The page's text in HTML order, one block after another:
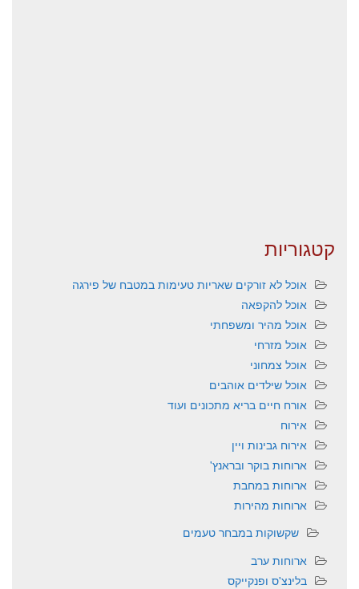
קטגוריות
אוכל לא זורקים שאריות טעימות במטבח של פירגה
אוכל להקפאה
אוכל מהיר ומשפחתי
אוכל מזרחי
אוכל צמחוני
אוכל שילדים אוהבים
אורח חיים בריא מתכונים ועוד
אירוח
אירוח גבינות ויין
ארוחות בוקר ובראנץ'
ארוחות במחבת
ארוחות מהירות
שקשוקות במבחר טעמים
ארוחות ערב
בלינצ'ס ופנקייקס